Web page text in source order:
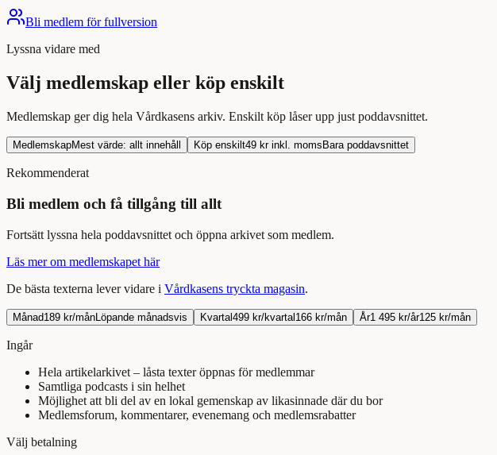
Bli medlem för fullversion
Lyssna vidare med
Välj medlemskap eller köp enskilt
Medlemskap ger dig hela Vårdkasens arkiv. Enskilt köp låser upp just poddavsnittet.
MedlemskapMest värde: allt innehåll Köp enskilt49 kr inkl. moms Bara poddavsnittet
Rekommenderat
Bli medlem och få tillgång till allt
Fortsätt lyssna hela poddavsnittet och öppna arkivet som medlem.
Läs mer om medlemskapet här
De bästa texterna lever vidare i Vårdkasens tryckta magasin.
Månad189 kr/månLöpande månadsvis Kvartal499 kr/kvartal166 kr/mån År1 495 kr/år125 kr/mån
Ingår
Hela artikelarkivet – låsta texter öppnas för medlemmar
Samtliga podcasts i sin helhet
Möjlighet att bli del av en lokal gemenskap av likasinnade där du bor
Medlemsforum, kommentarer, evenemang och medlemsrabatter
Välj betalning